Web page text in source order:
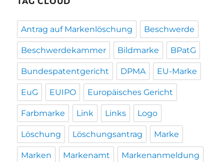
Antrag auf Markenlöschung Beschwerde
Beschwerdekammer Bildmarke BPatG
Bundespatentgericht DPMA EU-Marke
EuG EUIPO Europäisches Gericht
Farbmarke Link Links Logo
Löschung Löschungsantrag Marke
Marken Markenamt Markenanmeldung